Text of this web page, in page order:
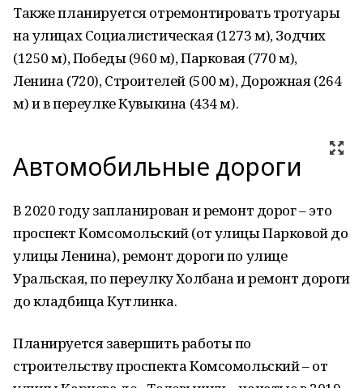
Также планируется отремонтировать тротуары
на улицах Социалистическая (1273 м), Зодчих
(1250 м), Победы (960 м), Парковая (770 м),
Ленина (720), Строителей (500 м), Дорожная (264
м) и в переулке Кувыкина (434 м).
Автомобильные дороги
В 2020 году запланирован и ремонт дорог – это
проспект Комсомольский (от улицы Парковой до
улицы Ленина), ремонт дороги по улице
Уральская, по переулку Холбана и ремонт дороги
до кладбища Кутлинка.
Планируется завершить работы по
строительству проспекта Комсомольский – от